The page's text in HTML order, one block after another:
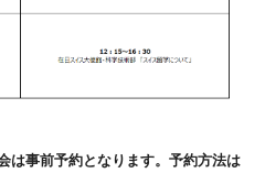
は事前予約となります。予約方法は